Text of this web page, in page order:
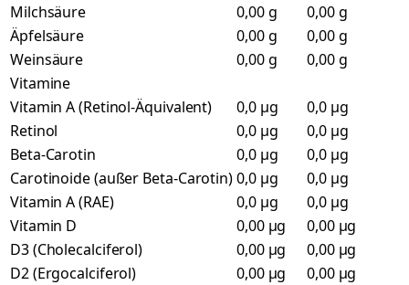
Milchsäure
0,00 g
0,00 g
Äpfelsäure
0,00 g
0,00 g
Weinsäure
0,00 g
0,00 g
Vitamine
Vitamin A (Retinol-Äquivalent)
0,0 µg
0,0 µg
Retinol
0,0 µg
0,0 µg
Beta-Carotin
0,0 µg
0,0 µg
Carotinoide (außer Beta-Carotin)0,0 µg
0,0 µg
Vitamin A (RAE)
0,0 µg
0,0 µg
Vitamin D
0,00 µg
0,00 µg
D3 (Cholecalciferol)
0,00 µg
0,00 µg
D2 (Ergocalciferol)
0,00 µg
0,00 µg